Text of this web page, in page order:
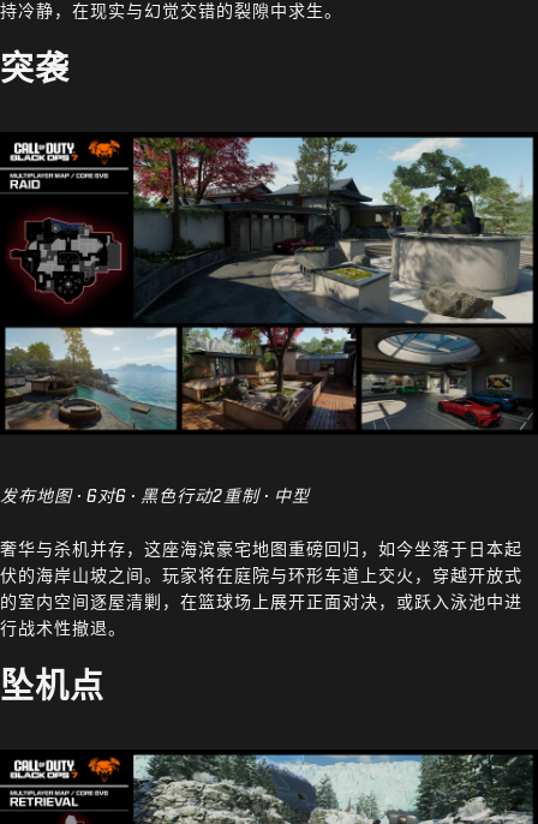
持冷静，在现实与幻觉交错的裂隙中求生。
突袭
发布地图 · 6对6 · 黑色行动2重制 · 中型
奢华与杀机并存，这座海滨豪宅地图重磅回归，如今坐落于日本起
伏的海岸山坡之间。玩家将在庭院与环形车道上交火，穿越开放式
的室内空间逐屋清剿，在篮球场上展开正面对决，或跃入泳池中进
行战术性撤退。
坠机点